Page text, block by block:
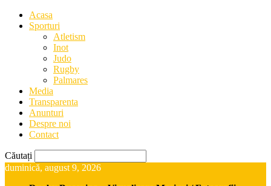
Acasa
Sporturi
Atletism
Inot
Judo
Rugby
Palmares
Media
Transparenta
Anunturi
Despre noi
Contact
Căutați
duminică, august 9, 2026